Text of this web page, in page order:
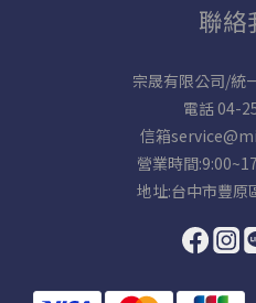
聯絡
宗晟有限公司/統
電話 04-
信箱
營業時間
地址:台中市豐原